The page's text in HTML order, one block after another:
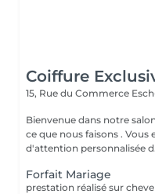
Coiffure
15, Rue du Commerce
Bienvenue dans notre
ce que nous faisons .
d'attention personnalisée
Forfait Mariage
prestation réalisé sur